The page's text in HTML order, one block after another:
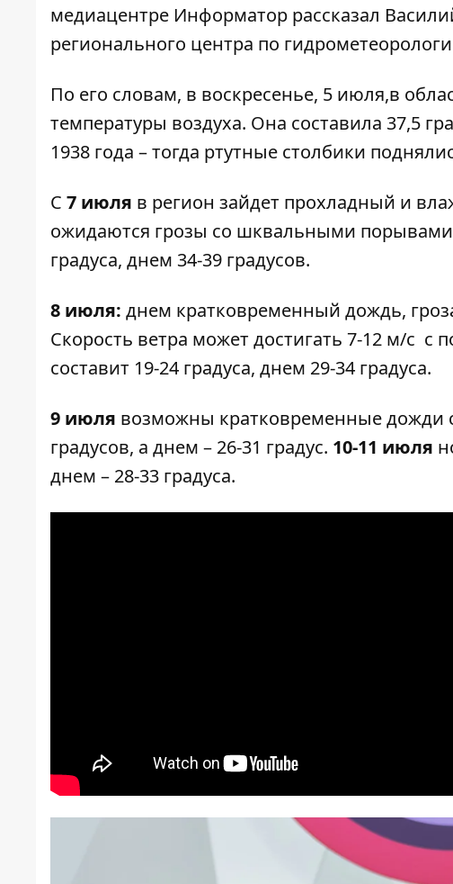
медиацентре Информатор рассказал
регионального центра по
По его словам, в воскресенье, 5 июля,в
температуры воздуха. Она составила 37,5
1938 года – тогда ртутные столбики
С 7 июля в регион зайдет прохладный и
ожидаются грозы со шквальными порывами
градуса, днем 34-39 градусов.
8 июля: днем кратковременный дождь,
Скорость ветра может достигать 7-12 м/c
составит 19-24 градуса, днем 29-34 градуса.
9 июля возможны кратковременные дожди
градусов, а днем – 26-31 градус. 10-11 июля
днем – 28-33 градуса.